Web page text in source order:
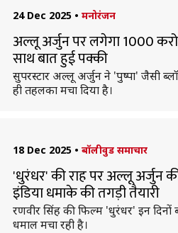
24 Dec 2025 • मनोरंजन
अल्लू अर्जुन पर लगेगा 1000
साथ बात हुई पक्की
सुपरस्टार अल्लू अर्जुन ने 'पुष्पा' जैसी
ही तहलका मचा दिया है।
18 Dec 2025 • बॉलीवुड समाचार
'धुरंधर' की राह पर अल्लू अर्जुन
इंडिया धमाके की तगड़ी तैयारी
रणवीर सिंह की फिल्म 'धुरंधर' इन
धमाल मचा रही है।